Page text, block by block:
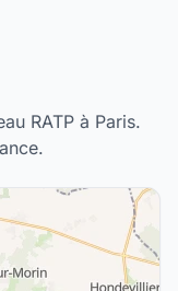
RATP à Paris.